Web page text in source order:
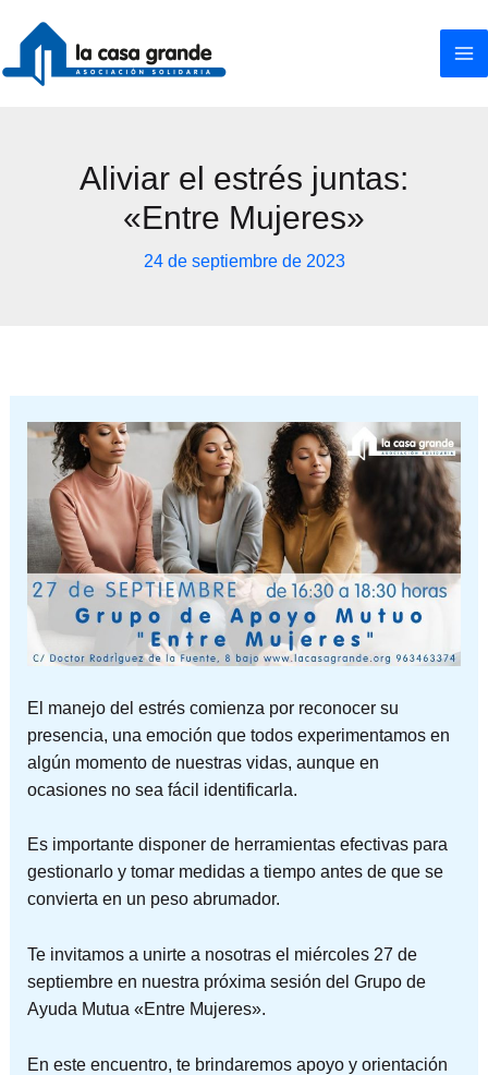
contenido
Aliviar el estrés juntas:
«Entre Mujeres»
24 de septiembre de 2023
El manejo del estrés comienza por reconocer su
presencia, una emoción que todos experimentamos en
algún momento de nuestras vidas, aunque en
ocasiones no sea fácil identificarla.
Es importante disponer de herramientas efectivas para
gestionarlo y tomar medidas a tiempo antes de que se
convierta en un peso abrumador.
Te invitamos a unirte a nosotras el miércoles 27 de
septiembre en nuestra próxima sesión del Grupo de
Ayuda Mutua «Entre Mujeres».
En este encuentro, te brindaremos apoyo y orientación